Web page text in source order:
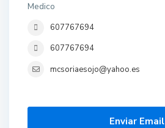
Medico
607767694
607767694
mcsoriaesojo@yahoo.es
Enviar Email